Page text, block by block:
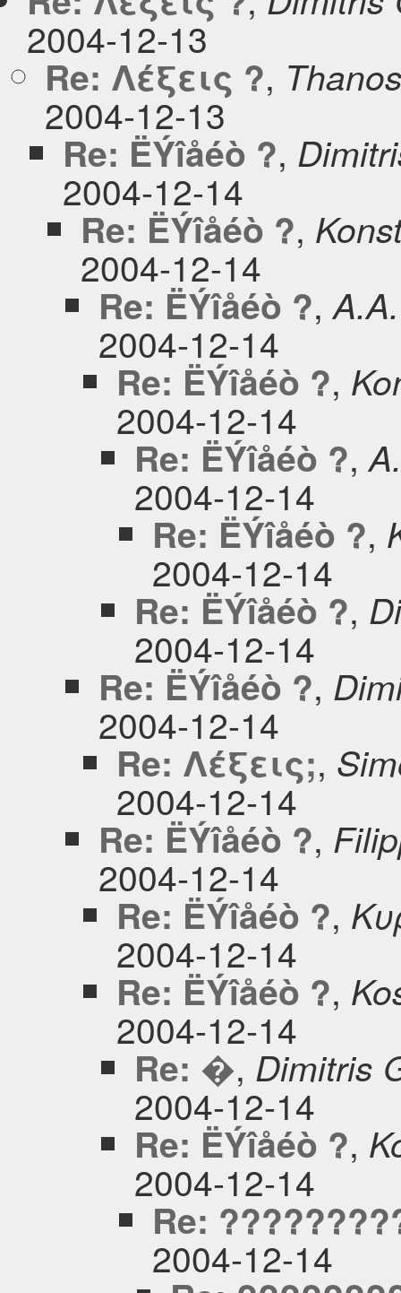
2004-12-13
Re: Λέξεις ?,
2004-12-13
Re: ËÝîåéò ?,
2004-12-14
Re: ËÝîåéò ?,
2004-12-14
Re: ËÝîåéò ?,A.A.
2004-12-14
Re: ËÝîåéò ?,
2004-12-14
Re: ËÝîåéò ?,
2004-12-14
Re: ËÝîåéò ?,
2004-12-14
Re: ËÝîåéò ?,
2004-12-14
Re: ËÝîåéò ?,
2004-12-14
Re: Λέξεις;,
2004-12-14
Re: ËÝîåéò ?,
2004-12-14
Re: ËÝîåéò ?,
2004-12-14
Re: ËÝîåéò ?,
2004-12-14
Re: �, Dimitris
2004-12-14
Re: ËÝîåéò ?,
2004-12-14
Re:
2004-12-14